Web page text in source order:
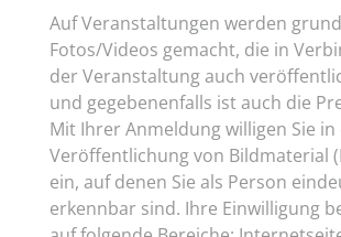
Auf Veranstaltungen werden
Fotos/Videos gemacht, die in
der Veranstaltung auch
und gegebenenfalls ist auch die
Mit Ihrer Anmeldung willigen Sie in
Veröffentlichung von Bildmaterial
ein, auf denen Sie als Person
erkennbar sind. Ihre Einwilligung